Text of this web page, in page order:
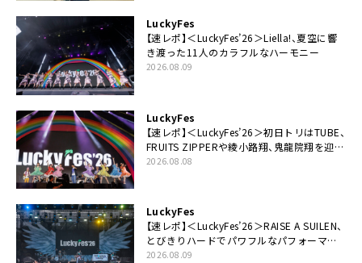
LuckyFes
【速レポ】＜LuckyFes’26＞Liella!、夏空に響
き渡った11人のカラフルなハーモニー
2026.08.09
LuckyFes
【速レポ】＜LuckyFes’26＞初日トリはTUBE、
FRUITS ZIPPERや綾小路翔、鬼龍院翔を迎え
た豪華コラボも「知ってたらぜひ一緒に歌っ
2026.08.08
LuckyFes
【速レポ】＜LuckyFes’26＞RAISE A SUILEN、
とびきりハードでパワフルなパフォーマン
ス「一緒に踊っていただけますか？」
2026.08.09